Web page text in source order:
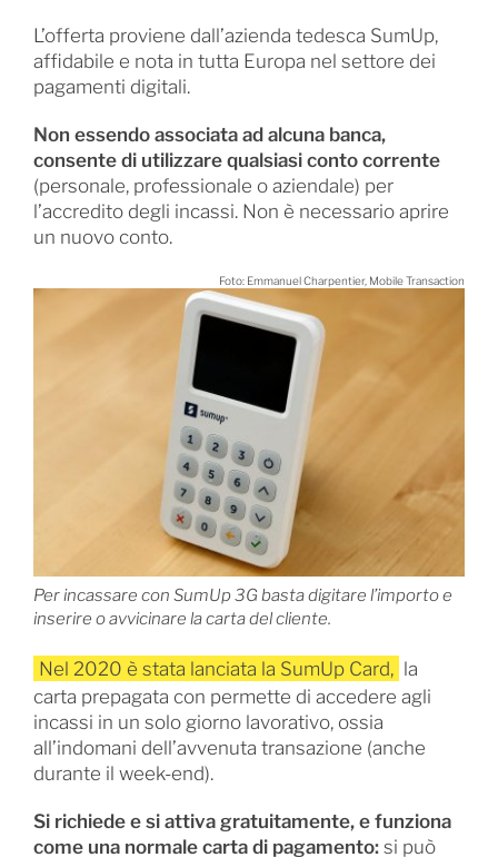
L’offerta proviene dall’azienda tedesca SumUp,
affidabile e nota in tutta Europa nel settore dei
pagamenti digitali.
Non essendo associata ad alcuna banca,
consente di utilizzare qualsiasi conto corrente
(personale, professionale o aziendale) per
l’accredito degli incassi. Non è necessario aprire
un nuovo conto.
Foto: Emmanuel Charpentier, Mobile Transaction
Per incassare con SumUp 3G basta digitare l’importo e
inserire o avvicinare la carta del cliente.
Nel 2020 è stata lanciata la SumUp Card, la
carta prepagata con permette di accedere agli
incassi in un solo giorno lavorativo, ossia
all’indomani dell’avvenuta transazione (anche
durante il week-end).
Si richiede e si attiva gratuitamente, e funziona
come una normale carta di pagamento:si può